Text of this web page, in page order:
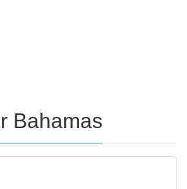
Bahamas